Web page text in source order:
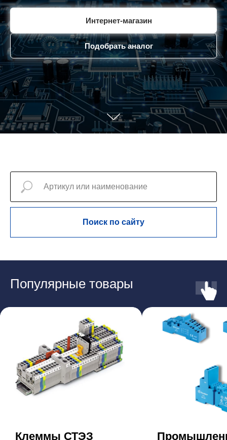
Интернет-магазин
Подобрать аналог
Поиск по сайту
Популярные товары
Клеммы СТЭЗ